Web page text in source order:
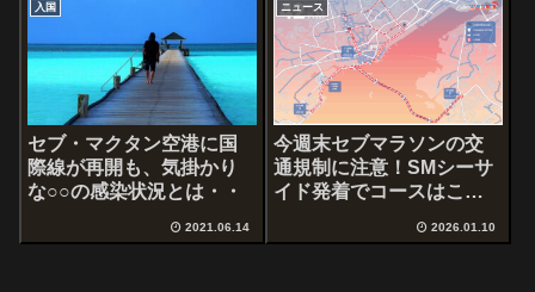
入国
セブ・マクタン空港に国
際線が再開も、気掛かり
な○○の感染状況とは・・
2021.06.14
ニュース
今週末セブマラソンの交
通規制に注意！SMシーサ
イド発着でコースはこち
2026.01.10